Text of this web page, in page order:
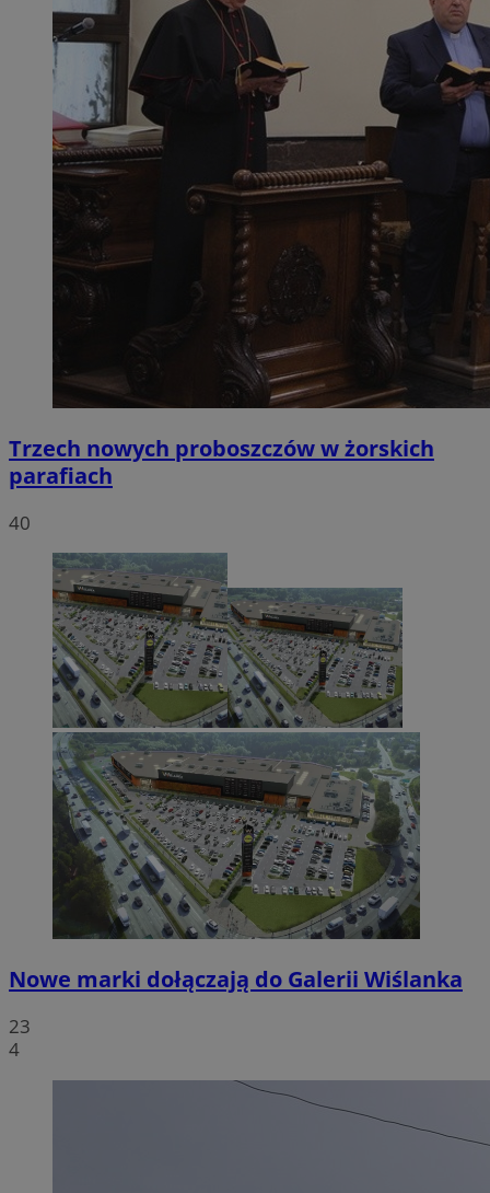
Trzech nowych proboszczów w żorskich
parafiach
40
Nowe marki dołączają do Galerii Wiślanka
23
4